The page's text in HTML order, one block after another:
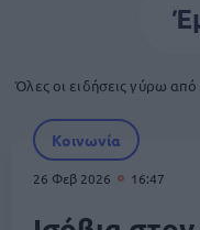
Όλες οι ειδήσεις γύρω
Κοινωνία
26 Φεβ 2026 16:47